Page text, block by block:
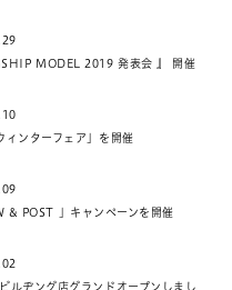
MODEL 2019 発表会 』 開催
ィンターフェア」を開催
POST 」キャンペーンを開催
ルヂング店グランドオープンしまし